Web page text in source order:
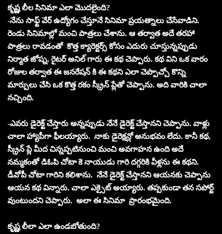
కృష్ణ లీల సినిమా ఎలా మొదలైంది?
-నేను సాఫ్ట్ వేర్ ఉద్యోగం చేస్తూనే సినిమా ప్రయత్నాలు చేసేవాడిని.
రెండు సినిమాల్లో మంచి పాత్రలు చేశాను. ఆ తర్వాత అదే తరహా
పాత్రలు రావడంతో కొత్త క్యారెక్టర్స్ కోసం ఎదురు చూస్తున్నప్పుడు
నిర్మాత జోష్న, రైటర్ అనిల్ గారు ఈ కథ చెప్పారు. కథ విని ఒక వారం
రోజుల తర్వాత ఈ జనరేషన్ కి ఈ కథని ఎలా చెప్పొచ్చో కొన్ని
మార్పులు చేసి ఒక కొత్త రకం స్క్రీన్ ప్లేతో చెప్పాను. అది వారికి చాలా
నచ్చింది.
-ఎవరు డైరెక్ట్ చేస్తారు అన్నప్పుడు నేనే డైరెక్ట్ చేస్తానని చెప్పాను. వాళ్లు
చాలా హ్యాపీగా ఫీలయ్యారు. నాకు డైరెక్షన్లో అనుభవం లేదు. కానీ కథ,
స్క్రీన్ ప్లే మీద చిన్నప్పటినుంచి మంచి అవగాహన ఉంది అదే
నమ్మకంతో డిఓపి చోటా కె నాయుడు గారి దగ్గరికి వీళ్లను ఈ కథని.
డీవోపీ చోటా గారిని కలిశాను. నేనే డైరెక్ట్ చేస్తానని ఆయనకు చెప్పాను
ఆయన కథ విన్నారు. చాలా ఎక్సైట్ అయ్యారు. తప్పకుండా తన సపోర్ట్
వుంటుందని చెప్పారు. అలా ఈ సినిమా ప్రారంభమైంది.
కృష్ణ లీలా ఎలా ఉండబోతుంది?